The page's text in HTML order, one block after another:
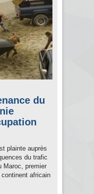
du
plainte auprès
du trafic
Maroc, premier
africain